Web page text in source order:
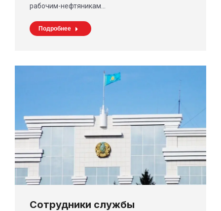
рабочим-нефтяникам…
Подробнее
Сотрудники службы